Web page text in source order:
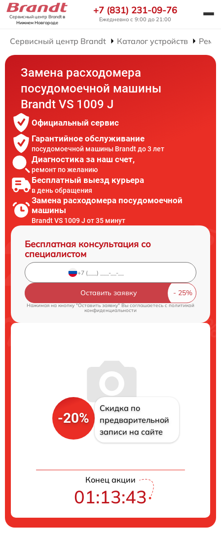
Сервисный центр Brandtв
Нижнем Новгороде
+7 (831) 231-09-76
Ежедневно с 9:00 до 21:00
Сервисный центр Brandt Каталог устройств
Замена расходомера
посудомоечной машины
Brandt VS 1009 J
Официальный сервис
Гарантийное обслуживание
посудомоечной машины Brandt до 3 лет
Диагностика за наш счет,
ремонт по желанию
Бесплатный выезд курьера
в день обращения
Замена расходомера посудомоечной
машины
Brandt VS 1009 J от 35 минут
Бесплатная консультация со
специалистом
Оставить заявку
Нажимая на кнопку "Оставить заявку" Вы соглашаетесь c политикой
конфиденциальности
-20%
Скидка по
предварительной
записи на сайте
Конец акции
01:13:42